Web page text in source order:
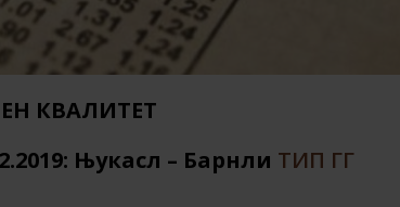
КВАЛИТЕТ
Њукасл – Барнли ТИП ГГ